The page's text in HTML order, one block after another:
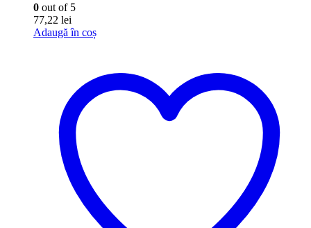
0 out of 5
77,22 lei
Adaugă în coș